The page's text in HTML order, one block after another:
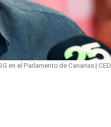
en el Parlamento de Canarias |